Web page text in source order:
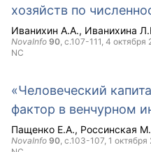
хозяйств по
Иванихин А.А. Иванихина
NovaInfo 90, с.107-111, 4 октября
NC
«Человеческий
фактор в венчурном
Пащенко Е.А. Россинская
NovaInfo 90, с.103-107, 1 октября